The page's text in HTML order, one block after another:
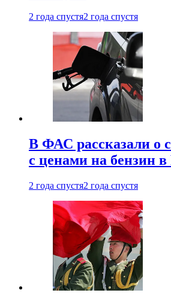
2 года спустя2 года спустя
В ФАС рассказали о
с ценами на бензин
2 года спустя2 года спустя